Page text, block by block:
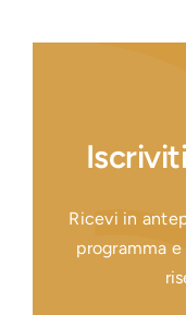
Ricevi in
programma